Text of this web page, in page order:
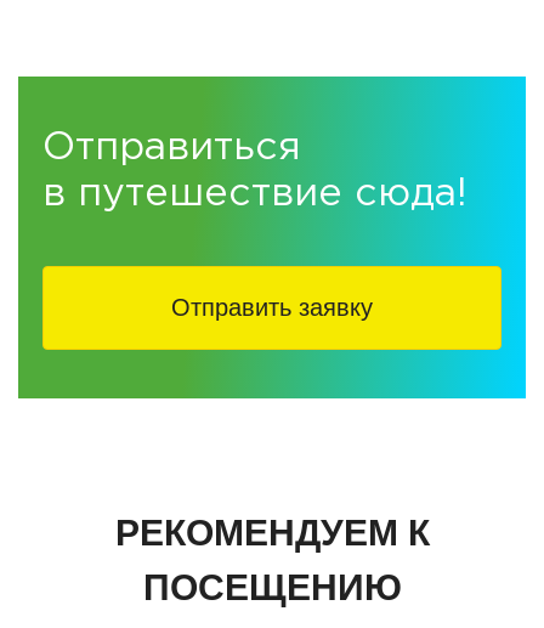
Отправиться
в путешествие сюда!
Отправить заявку
РЕКОМЕНДУЕМ К
ПОСЕЩЕНИЮ